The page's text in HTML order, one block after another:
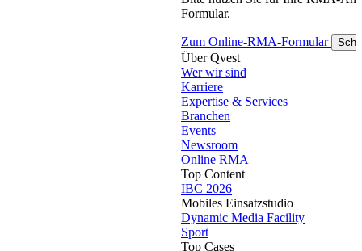
Formular.
Zum Online-RMA-Formular
Über Qvest
Wer wir sind
Karriere
Expertise & Services
Branchen
Events
Newsroom
Online RMA
Top Content
IBC 2026
Mobiles Einsatzstudio
Dynamic Media Facility
Sport
Top Cases